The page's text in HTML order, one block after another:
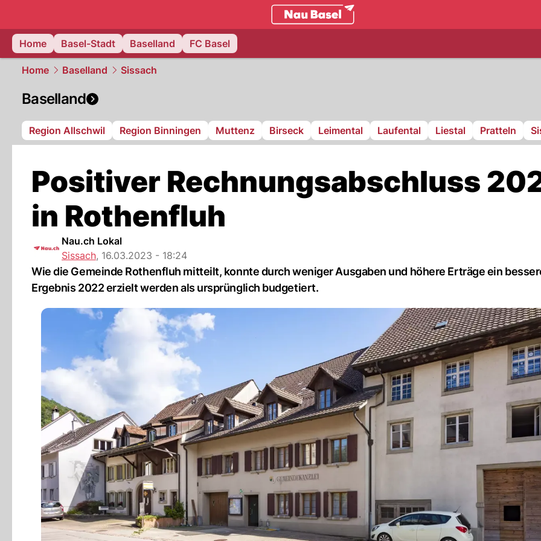
basel.
Home
Basel-Stadt Baselland FC Basel
Home Baselland Sissach
Baselland
Region Allschwil Region Binningen Muttenz Birseck Leimental Laufental Liestal Pratteln
Positiver Rechnungsabschluss
in Rothenfluh
Nau.ch Lokal
Sissach, 16.03.2023 - 18:24
Wie die Gemeinde Rothenfluh mitteilt, konnte durch weniger Ausgaben und höhere Erträge ein
Ergebnis 2022 erzielt werden als ursprünglich budgetiert.